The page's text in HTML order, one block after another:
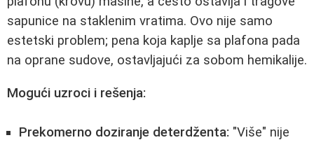
sapunice na staklenim vratima. Ovo nije samo
estetski problem; pena koja kaplje sa plafona pada
na oprane sudove, ostavljajući za sobom hemikalije.
Mogući uzroci i rešenja:
Prekomerno doziranje deterdženta: "Više" nije